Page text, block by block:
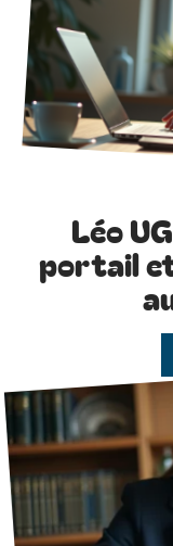
Léo
portail